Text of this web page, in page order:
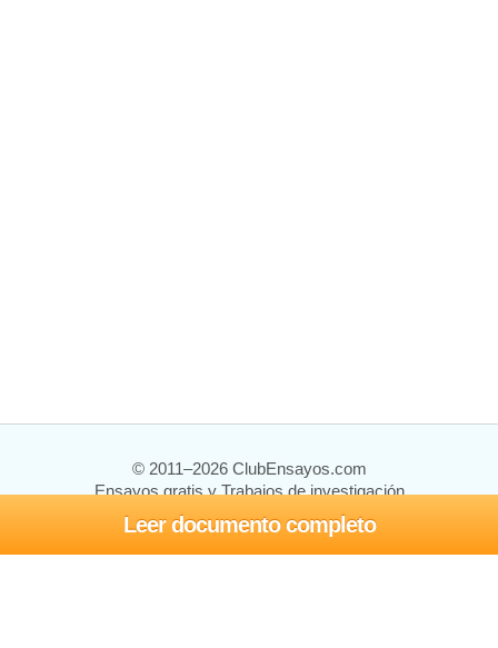
Leer documento completo
© 2011–2026 ClubEnsayos.com
Ensayos gratis y Trabajos de investigación